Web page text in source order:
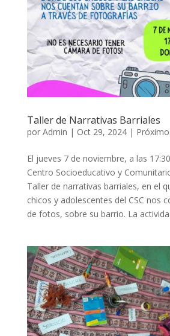
Taller de Narrativas Barriales
por Admin | Oct 29, 2024|
El jueves 7 de noviembre, a las
Centro Socioeducativo y
Taller de narrativas barriales, en el
chicos y adolescentes del CSC nos
de fotos, sobre su barrio. La